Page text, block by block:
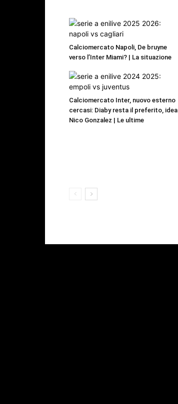
Calciomercato Napoli, De bruyne
verso l’Inter Miami? | La situazione
Calciomercato Inter, nuovo esterno
cercasi: Diaby resta il preferito, idea
Nico Gonzalez | Le ultime